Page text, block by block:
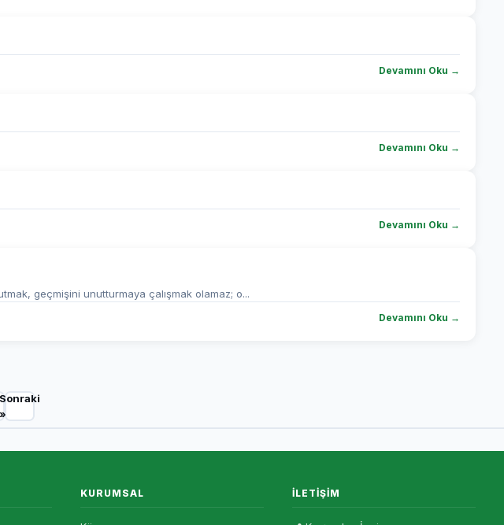
Devamını Oku →
Devamını Oku →
Devamını Oku →
geçmişini unutturmaya çalışmak olamaz; o...
Devamını Oku →
Sonraki
»
KURUMSAL İLETIŞIM